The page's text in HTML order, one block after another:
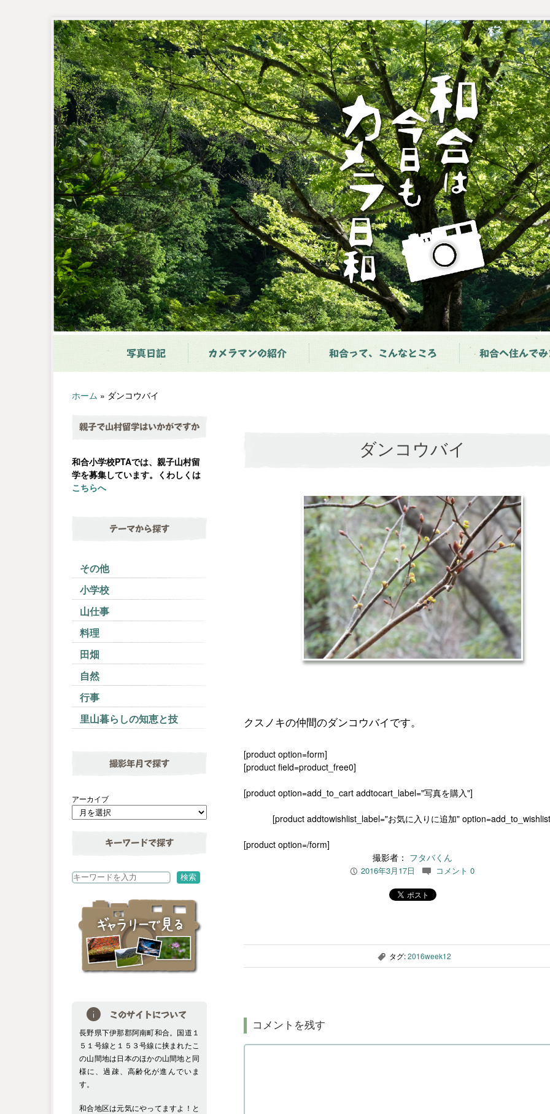
写真日記 カメラマンの紹介 和合って、こんなところ 和合へ住んで
ホーム » ダンコウバイ
ダンコウバイ
クスノキの仲間のダンコウバイです。
[product option=form]
[product field=product_free0]
[product option=add_to_cart addtocart_label="写真を購入"]
[product addtowishlist_label="お気に入りに追加"
[product option=/form]
撮影者： フタバくん
P 2016年3月17日 c コメント 0
, タグ:2016week12
コメントを残す
親子で山村留学はいかがですか
和合小学校PTAでは、親子山村留
学を募集しています。くわしくは
こちらへ
テーマから探す
その他
小学校
山仕事
料理
田畑
自然
行事
里山暮らしの知恵と技
撮影年月で探す
アーカイブ
キーワードで探す
検
検索
このサイトについて
長野県下伊那郡阿南町和合。国道１
５１号線と１５３号線に挟まれたこ
の山間地は日本のほかの山間地と同
様に、過疎、高齢化が進んでいま
す。
和合地区は元気にやってますよ！と